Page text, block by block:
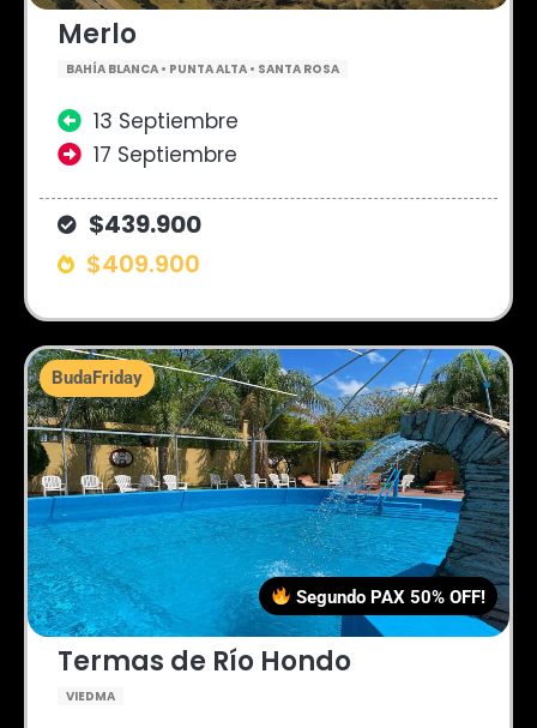
Merlo
BAHÍA BLANCA • PUNTA ALTA • SANTA ROSA
13 Septiembre
17 Septiembre
$439.900
$409.900
Termas de Río Hondo
VIEDMA
BudaFriday
Segundo PAX 50% OFF!